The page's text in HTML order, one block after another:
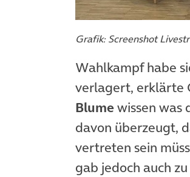
Grafik: Screenshot
Wahlkampf habe
verlagert, erklärte
Blumewissen was
davon überzeugt,
vertreten sein
gab jedoch auch